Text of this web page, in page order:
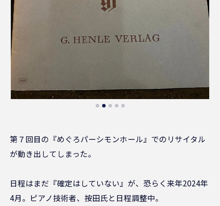
第７回目の『めぐろパーシモンホール』でのリサイタル
が動き出してしまった。
日程はまだ『確定はしていない』が、恐らく来年2024年
4月。ピアノ技術者、按田氏と日程調整中。